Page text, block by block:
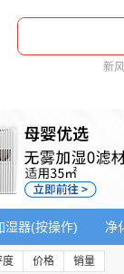
新
湿器(按操作) 净
度 价格 销量